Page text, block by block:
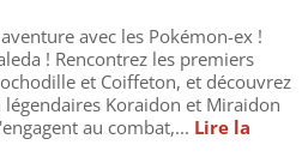
avec les Pokémon-ex !
! Rencontrez les premiers
et Coiffeton, et découvrez
Koraidon et Miraidon
au combat,... Lire la